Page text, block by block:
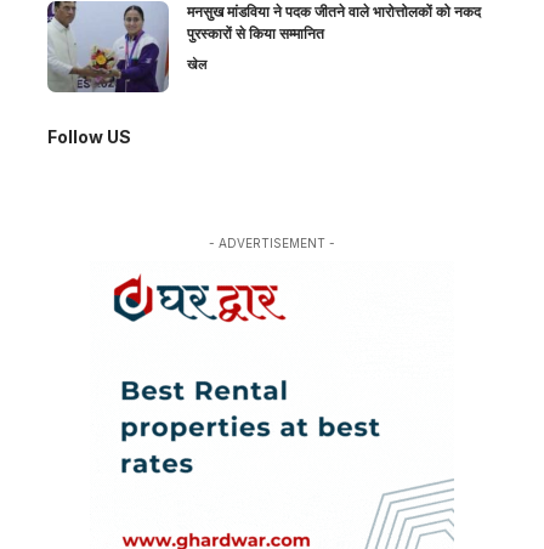
मनसुख मांडविया ने पदक जीतने वाले भारोत्तोलकों को नकद
पुरस्कारों से किया सम्मानित
खेल
Follow US
- ADVERTISEMENT -